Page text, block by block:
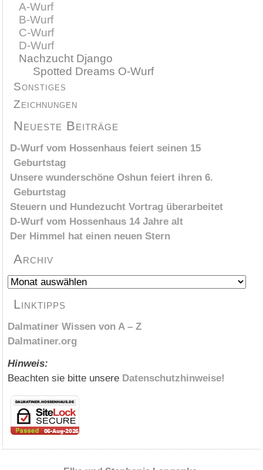
A-Wurf
B-Wurf
C-Wurf
D-Wurf
Nachzucht Django
Spotted Dreams O-Wurf
Sonstiges
Zeichnungen
Neueste Beiträge
D-Wurf vom Hossenhaus feiert seinen 15
Geburtstag
Unsere wunderschöne Oshun feiert ihren 6.
Geburtstag
Steuern und Hundezucht Vortrag überarbeitet
D-Wurf vom Hossenhaus 14 Jahre alt
Der Himmel hat einen neuen Stern
Archiv
Archiv
Linktipps
Dalmatiner Wissen von A – Z
Dalmatiner.org
Hinweis:
Beachten sie bitte unsere Datenschutzhinweise!